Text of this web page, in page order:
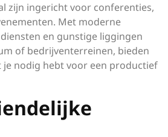
zijn ingericht voor conferenties,
Met moderne
en gunstige liggingen
of bedrijventerreinen, bieden
je nodig hebt voor een productief